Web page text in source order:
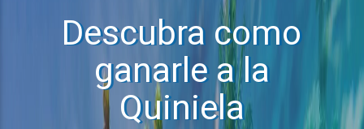
Descubra como
ganarle a la
Quiniela